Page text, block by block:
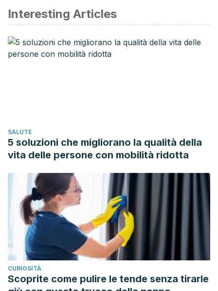
Kozlowska, A., & Szostak-Wegierek, D. (2014). Flavonoids-
food sources and health benefits.Roczniki Państwowego
Zakładu Higieny ,65(2).
Pohl F., Lin PK., The potential use of plan natural products
Nutrients, 2017. 9 (11): 1211.
Interesting Articles
SALUTE
5 soluzioni che migliorano la qualità della
vita delle persone con mobilità ridotta
CURIOSITÀ
Scoprite come pulire le tende senza tirarle